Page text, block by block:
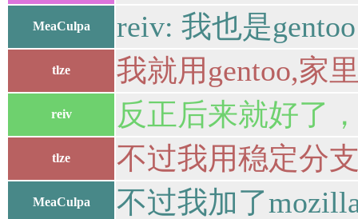
MeaCulpa reiv: 我也是gentoo
tlze 我就用gentoo,家
reiv 反正后来就好了
tlze 不过我用稳定分
MeaCulpa 不过我加了